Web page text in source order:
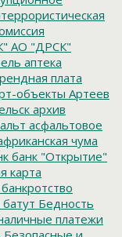
АО "ДРСК"
аптека
плата
объекты Артеев
архив
асфальтовое
чума
банк "Открытие"
карта
банкротство
батут Бедность
платежи